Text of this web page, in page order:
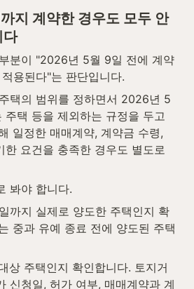
지 계약한 경우도 모두 안
다
분이 "2026년 5월 9일 전에 계약
용된다"는 판단입니다.
택의 범위를 정하면서 2026년 5
주택 등을 제외하는 규정을 두고
일정한 매매계약, 계약금 수령,
한 요건을 충족한 경우도 별도로
봐야 합니다.
까지 실제로 양도한 주택인지 확
중과 유예 종료 전에 양도된 주택
상 주택인지 확인합니다. 토지거
신청일, 허가 여부, 매매계약과 계